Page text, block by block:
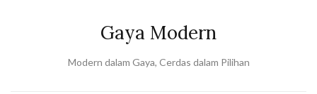
Gaya Modern
Modern dalam Gaya, Cerdas dalam Pilihan